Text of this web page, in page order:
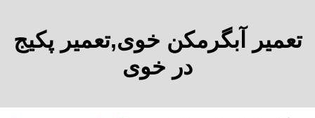
تعمیر آبگرمکن خوی,تعمیر پکیج
در خوی